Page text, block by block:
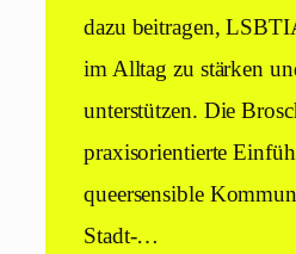
dazu beitragen,
im Alltag zu stärken
unterstützen. Die
praxisorientierte
queersensible
Stadt-…